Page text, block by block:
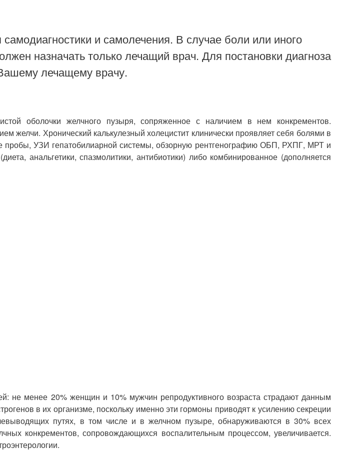
и самолечения. В случае боли или иного
назначать только лечащий врач. Для постановки диагноза
лечащему врачу.
оболочки желчного пузыря, сопряженное с наличием в нем конкрементов.
желчи. Хронический калькулезный холецистит клинически проявляет себя болями в
пробы, УЗИ гепатобилиарной системы, обзорную рентгенографию ОБП, РХПГ, МРТ и
анальгетики, спазмолитики, антибиотики) либо комбинированное (дополняется
не менее 20% женщин и 10% мужчин репродуктивного возраста страдают данным
в их организме, поскольку именно эти гормоны приводят к усилению секреции
путях, в том числе и в желчном пузыре, обнаруживаются в 30% всех
конкрементов, сопровождающихся воспалительным процессом, увеличивается.